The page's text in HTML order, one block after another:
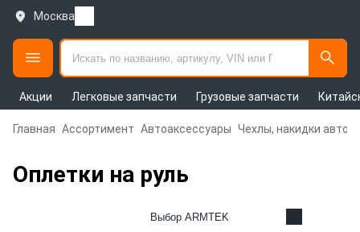
Москва
Акции Легковые запчасти Грузовые запчасти
Главная Ассортимент Автоаксессуары Чехлы, накидки
Оплетки на руль
Выбор ARMTEK